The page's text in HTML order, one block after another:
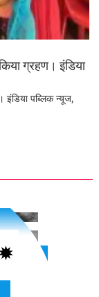
ग्रहण। इंडिया
पब्लिक न्यूज,